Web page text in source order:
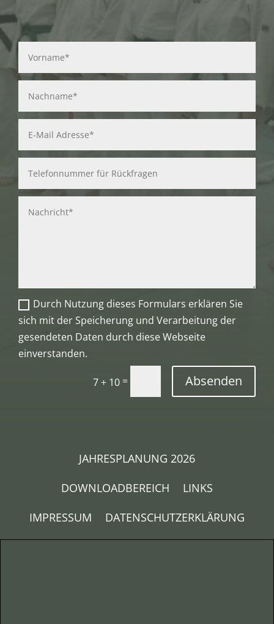
Durch Nutzung dieses Formulars erklären Sie
sich mit der Speicherung und Verarbeitung der
gesendeten Daten durch diese Webseite
einverstanden.
7 + 10 = Absenden
JAHRESPLANUNG 2026
DOWNLOADBEREICH
LINKS
IMPRESSUM
DATENSCHUTZERKLÄRUNG